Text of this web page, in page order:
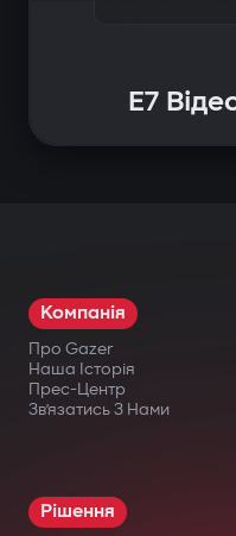
E7
Компанія
Про Gazer
Наша Історія
Прес-Центр
Зв’язатись З Нами
Рішення